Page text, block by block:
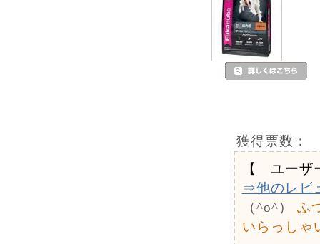
獲得票数：
【 ユーザ
⇒他のレビ
（^o^）
ふ
いらっしゃ